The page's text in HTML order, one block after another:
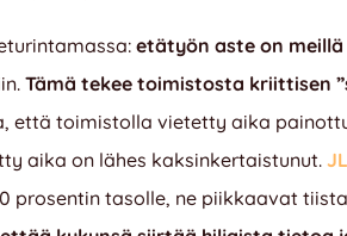
etätyön aste on
Tämä tekee toimistosta kriittisen
että toimistolla vietetty aika
aika on lähes kaksinkertaistunut.
tasolle, ne piikkaavat